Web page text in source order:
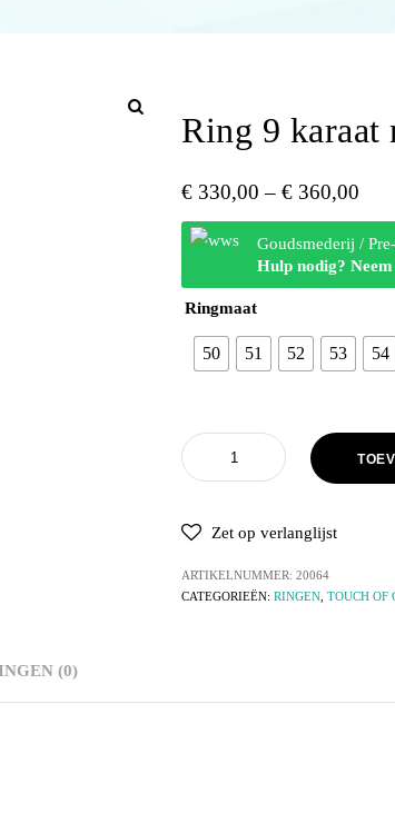
Ring 9 karaat
€ 330,00 – € 360,00
Goudsmederij /
Hulp nodig?
Ringmaat
50 51 52 53 54
Zet op verlanglijst
ARTIKELNUMMER: 20064
CATEGORIEËN: RINGEN, TOUCH OF
(0)